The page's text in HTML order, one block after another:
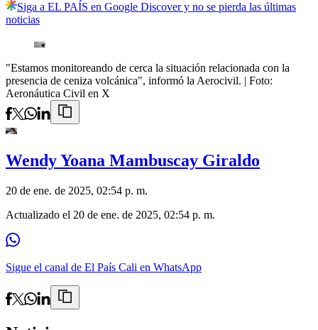
Siga a EL PAÍS en Google Discover y no se pierda las últimas
noticias
"Estamos monitoreando de cerca la situación relacionada con la
presencia de ceniza volcánica", informó la Aerocivil. | Foto:
Aeronáutica Civil en X
Wendy Yoana Mambuscay Giraldo
20 de ene. de 2025, 02:54 p. m.
Actualizado el 20 de ene. de 2025, 02:54 p. m.
Sigue el canal de El País Cali en WhatsApp